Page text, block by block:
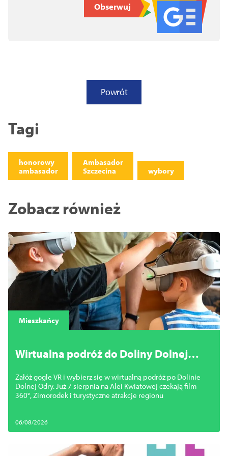
Obserwuj
Powrót
Tagi
honorowy
ambasador
Ambasador
Szczecina
wybory
Zobacz również
Mieszkańcy
Wirtualna podróż do Doliny Dolnej
Międzyodrze
Załóż gogle VR i wybierz się w wirtualną podróż po Dolinie
Dolnej Odry. Już 7 sierpnia na Alei Kwiatowej czekają film
360°, Zimorodek i turystyczne atrakcje regionu
06/08/2026